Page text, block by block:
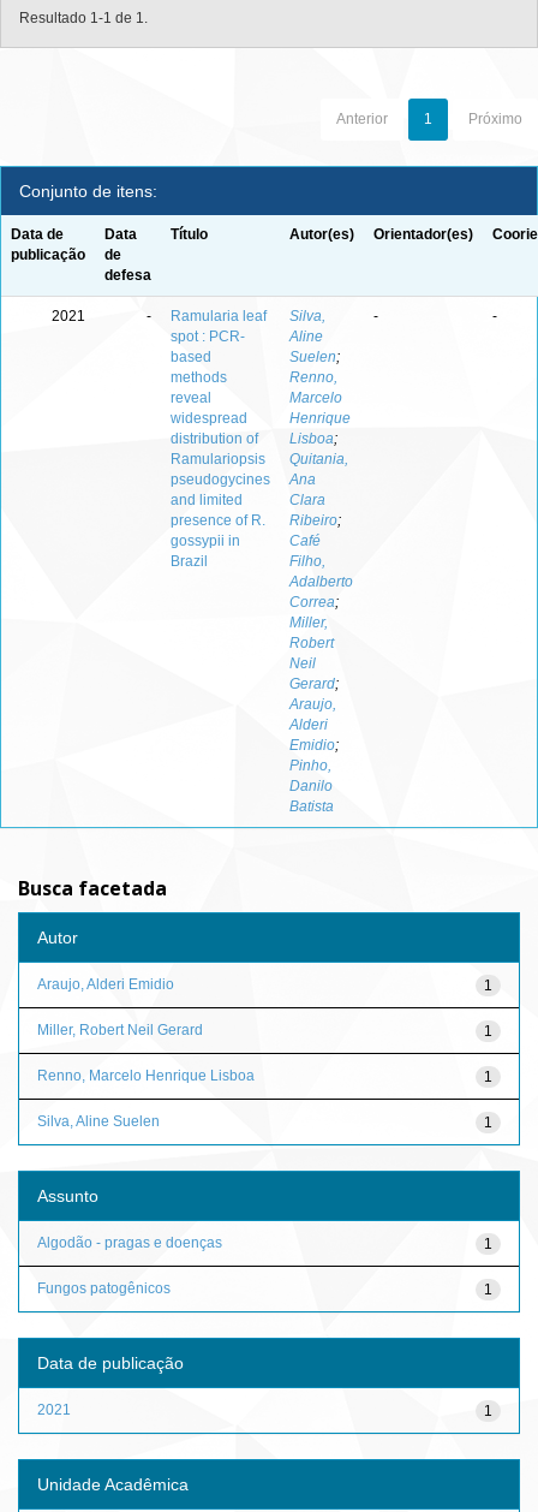
Resultado 1-1 de 1.
Anterior 1 Próximo
Conjunto de itens:
Data de
publicação
Data
de
defesa
Título Autor(es) Orientador(es)
2021 -
Ramularia leaf
spot : PCR-
based
methods
reveal
widespread
distribution of
Ramulariopsis
pseudogycines
and limited
presence of R.
gossypii in
Brazil
Silva,
Aline
Suelen;
Renno,
Marcelo
Henrique
Lisboa;
Quitania,
Ana
Clara
Ribeiro;
Café
Filho,
Adalberto
Correa;
Miller,
Robert
Neil
Gerard;
Araujo,
Alderi
Emidio;
Pinho,
Danilo
Batista
- -
Busca facetada
Autor
1
Araujo, Alderi Emidio
1
Miller, Robert Neil Gerard
1
Renno, Marcelo Henrique Lisboa
1
Silva, Aline Suelen
Assunto
1
Algodão - pragas e doenças
1
Fungos patogênicos
Data de publicação
1
2021
Unidade Acadêmica